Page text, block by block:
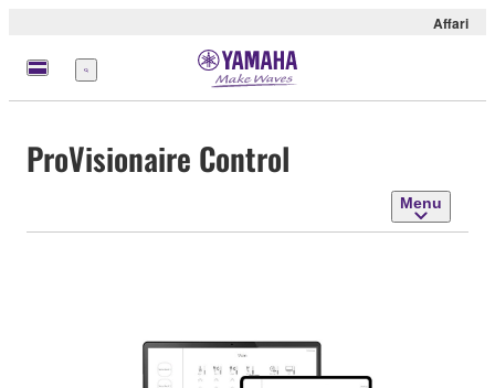
Affari
Menu
ProVisionaire Control
Menu